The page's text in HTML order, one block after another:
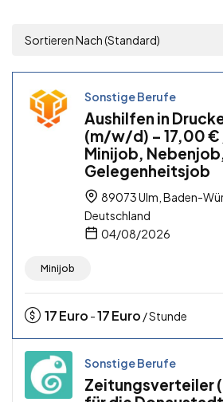
Sortieren Nach (Standard)
Sonstige Berufe
Aushilfen in
(m/w/d) – 17,00 €
Minijob,
Gelegenheitsjob
89073 Ulm, Baden-
Deutschland
04/08/2026
Minijob
17Euro -17Euro / Stunde
Sonstige Berufe
Zeitungsverteiler